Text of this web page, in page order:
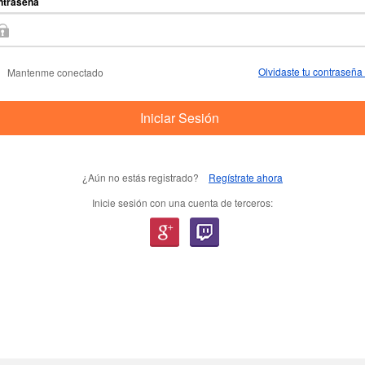
Mantenme conectado Olvidaste tu contraseña
Iniciar Sesión
¿Aún no estás registrado? Regístrate ahora
Inicie sesión con una cuenta de terceros: